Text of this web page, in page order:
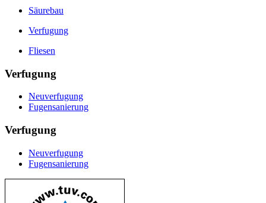
Säurebau
Verfugung
Fliesen
Verfugung
Neuverfugung
Fugensanierung
Verfugung
Neuverfugung
Fugensanierung